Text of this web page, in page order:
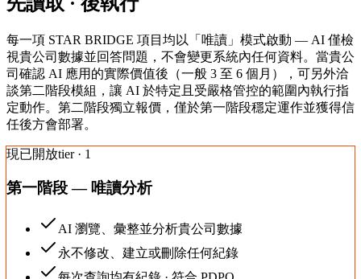
每一項 STAR BRIDGE 項目均以「唯讀」模式啟動 — AI 僅檢
視貴公司數據並回答問題，不會變更系統內任何資料。當貴公
司確認 AI 應用的實際價值後（一般 3 至 6 個月），可另外洽
談第二階段模組，讓 AI 於特定且受嚴格管控的範圍內執行指
定動作。第二階段獨立報價，僅於第一階段穩定運作並獲得信
任後方會部署。
現已開放tier · 1
第一階段 — 唯讀分析
AI 瀏覽、彙整並分析貴公司數據
永不修改、建立或刪除任何紀錄